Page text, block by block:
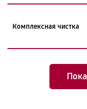
Комплексная чистка